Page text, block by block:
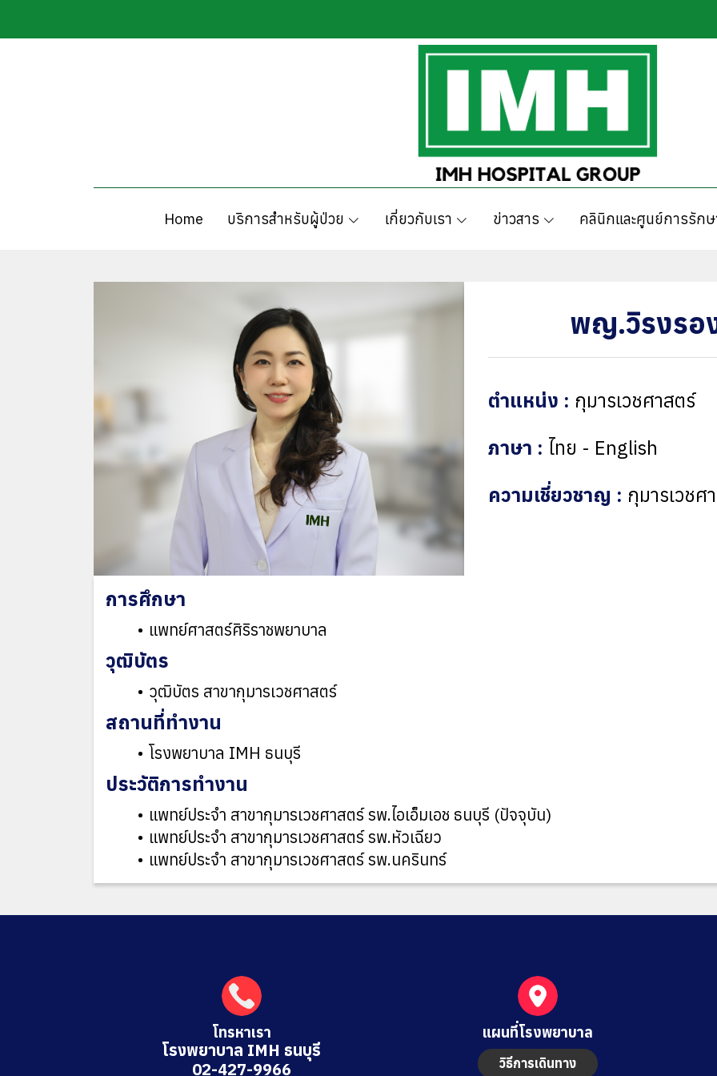
Home บริการสำหรับผู้ป่วย เกี่ยวกับเรา ข่าวสาร คลินิกและศูนย์การรัก
พญ.วิรงรอ
ตำแหน่ง : กุมารเวชศาสตร์
ภาษา : ไทย - English
ความเชี่ยวชาญ : กุมารเวชศ
การศึกษา
แพทย์ศาสตร์ศิริราชพยาบาล
วุฒิบัตร
วุฒิบัตร สาขากุมารเวชศาสตร์
สถานที่ทำงาน
โรงพยาบาล IMH ธนบุรี
ประวัติการทำงาน
แพทย์ประจำ สาขากุมารเวชศาสตร์ รพ.ไอเอ็มเอช ธนบุรี (ปัจจุบัน)
แพทย์ประจำ สาขากุมารเวชศาสตร์ รพ.หัวเฉียว
แพทย์ประจำ สาขากุมารเวชศาสตร์ รพ.นครินทร์
โทรหาเรา
โรงพยาบาล IMH ธนบุรี
02-427-9966
แผนที่โรงพยาบาล
วิธีการเดินทาง